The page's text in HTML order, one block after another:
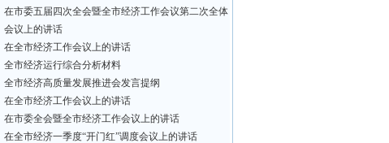
在市委五届四次全会暨全市经济工作会议第二次全体
会议上的讲话
在全市经济工作会议上的讲话
全市经济运行综合分析材料
全市经济高质量发展推进会发言提纲
在全市经济工作会议上的讲话
在市委全会暨全市经济工作会议上的讲话
在全市经济一季度“开门红”调度会议上的讲话